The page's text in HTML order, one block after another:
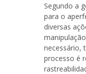
Segundo a
para o
diversas
necessário,
processo é